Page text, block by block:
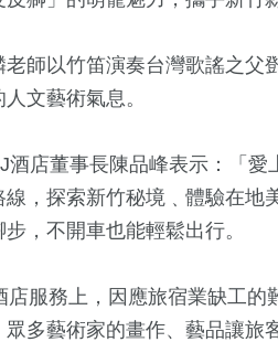
師以竹笛演奏台灣歌謠之父
文藝術氣息。
店董事長陳品峰表示：「愛
，探索新竹秘境﹑體驗在地
，不開車也能輕鬆出行。
服務上，因應旅宿業缺工的
多藝術家的畫作、藝品讓旅
2+
演唱會
59
藝文